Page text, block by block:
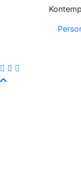
Scroll To Top